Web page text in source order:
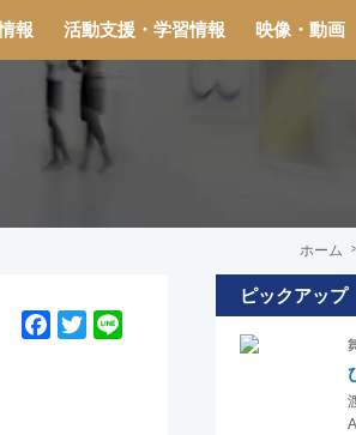
報 活動支援・学習情報 映像・動画
ホーム
F
T
ピックアップ